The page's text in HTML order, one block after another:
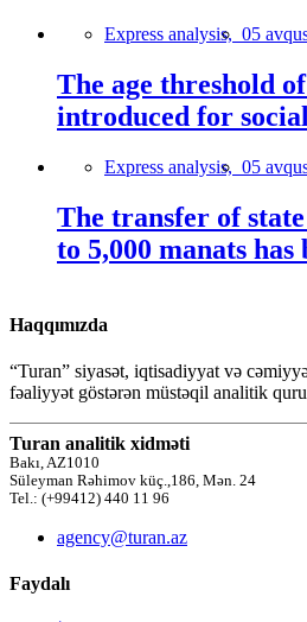
Express analysis, 05
The age threshold
introduced for
Express analysis, 05
The transfer of
to 5,000 manats
Haqqımızda
“Turan” siyasət, iqtisadiyyat və
fəaliyyət göstərən müstəqil analitik
Turan analitik xidməti
Bakı, AZ1010
Süleyman Rəhimov küç.,186, Mən. 24
Tel.: (+99412) 440 11 96
agency@turan.az
Faydalı